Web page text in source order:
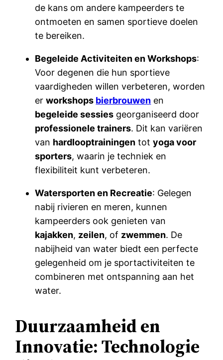
de kans om andere kampeerders te
ontmoeten en samen sportieve doelen
te bereiken.
Begeleide Activiteiten en Workshops:
Voor degenen die hun sportieve
vaardigheden willen verbeteren, worden
erworkshops bierbrouwen en
begeleide sessies georganiseerd door
professionele trainers. Dit kan variëren
van hardlooptrainingen totyoga voor
sporters, waarin je techniek en
flexibiliteit kunt verbeteren.
Watersporten en Recreatie: Gelegen
nabij rivieren en meren, kunnen
kampeerders ook genieten van
kajakken, zeilen, of zwemmen. De
nabijheid van water biedt een perfecte
gelegenheid om je sportactiviteiten te
combineren met ontspanning aan het
water.
Duurzaamheid en
Innovatie: Technologie